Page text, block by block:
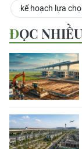
kế hoạch lựa
ĐỌC NHIỀU